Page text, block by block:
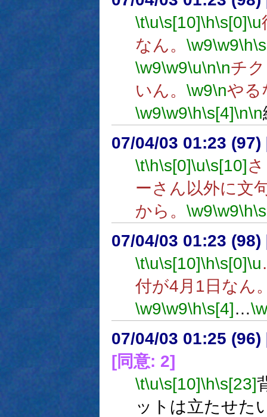
\t\u\s[10]\h\s[0]\u
なん。 \w9\w9\h
\w9\w9\u\n\nチ
いん。 \w9\nやる
\w9\w9\h\s[4]\n\n
07/04/03 01:23 (97)
\t\h\s[0]\u\s[10]
ーさん以外に文
から。 \w9\w9\h
07/04/03 01:23 (98)
\t\u\s[10]\h\s[0]\u
付が4月1日なん
\w9\w9\h\s[4]…
07/04/03 01:25 (96)
[同意: 2]
\t\u\s[10]\h\s[23]
ットは立たせた